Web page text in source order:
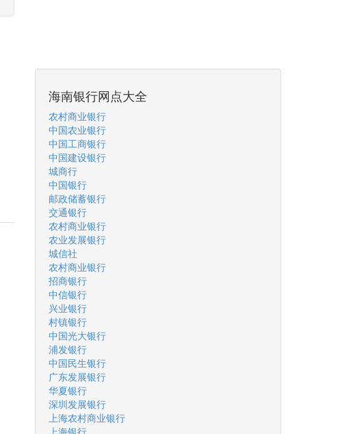
海南银行网点大全
农村商业银行
中国农业银行
中国工商银行
中国建设银行
城商行
中国银行
邮政储蓄银行
交通银行
农村商业银行
农业发展银行
城信社
农村商业银行
招商银行
中信银行
兴业银行
村镇银行
中国光大银行
浦发银行
中国民生银行
广东发展银行
华夏银行
深圳发展银行
上海农村商业银行
上海银行